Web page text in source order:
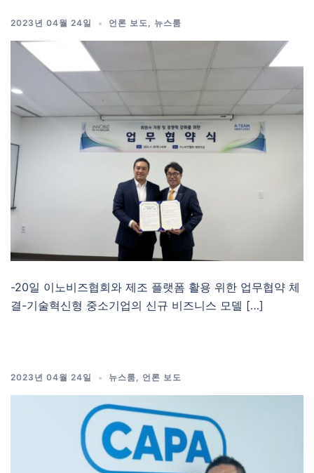
2023년 04월 24일 언론 보도, 뉴스룸
-20일 이노비즈협회와 제조 플랫폼 활용 위한 업무협약 체
결-기술혁신형 중소기업의 신규 비즈니스 모델 […]
2023년 04월 24일 뉴스룸 언론 보도